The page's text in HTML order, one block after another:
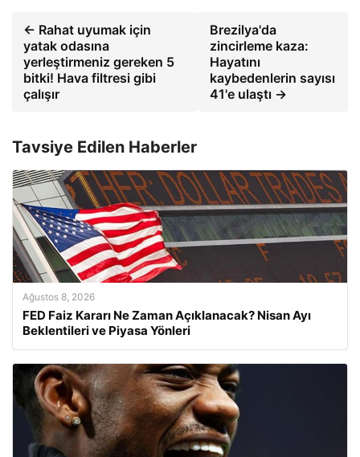
← Rahat uyumak için
yatak odasına
yerleştirmeniz gereken 5
bitki! Hava filtresi gibi
çalışır
Brezilya'da
zincirleme kaza:
Hayatını
kaybedenlerin sayısı
41'e ulaştı →
Tavsiye Edilen Haberler
Ağustos 8, 2026
FED Faiz Kararı Ne Zaman Açıklanacak? Nisan Ayı
Beklentileri ve Piyasa Yönleri